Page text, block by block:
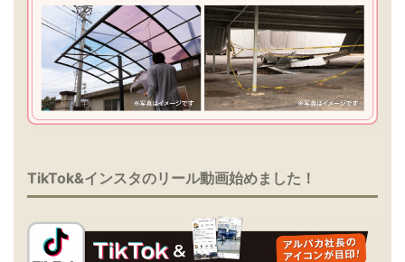
TikTok&インスタのリール動画始めました！